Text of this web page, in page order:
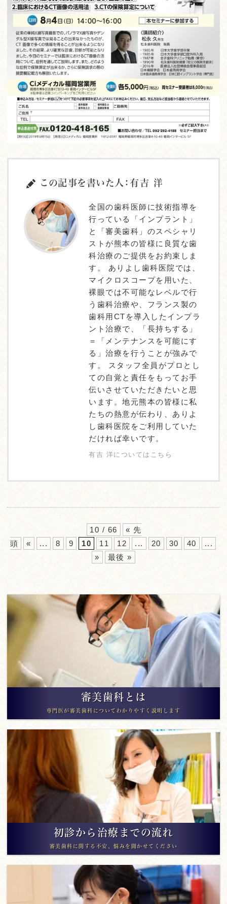
この記事を書いた人：有吉 洋
全国の歯科医師に技術指導を
行っている「インプラント」
と「審美歯科」のスペシャリ
ストが熊本の皆様に良質な歯
科治療のご提供をお約束しま
す。 ありよし歯科医院では、
マイクロスコープを用いた、
裸眼では不可能なレベルで行
う歯科治療や、フランス製の
歯科用CTを導入したインプラ
ント治療で、「長持ちする」
＝「メンテナンスを可能にす
る」治療を行うことが強みで
す。 スタッフ全員がプロとし
ての自覚と責任をもってお手
伝いさせていただきたいと思
います。地元熊本の皆様に私
たちの熱意が伝わり、ありよ
し歯科医院をご利用していた
だければ幸いです。
有吉 洋についてはこちら
10 / 66
« 先
頭
« ... 8 9 10 11 12 ... 20 30 40
...
»
最後 »
審美歯科とは
専門医が審美歯科についてわかりやすく説明します
初診から治療までの流れ
審美歯科に関する不安、悩みを聞かせてください